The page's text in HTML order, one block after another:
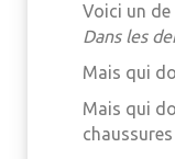
Voici un
Dans les
Mais qui
Mais qui
chaussures